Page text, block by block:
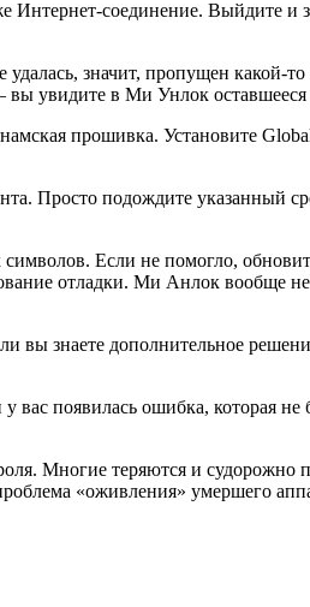
Интернет-соединение. Выйдите и
значит, пропущен какой-
увидите в Ми Унлок оставшееся
прошивка. Установите
Просто подождите указанный
Если не помогло,
отладки. Ми Анлок вообще не
вы знаете дополнительное
появилась ошибка, которая не
Многие теряются и судорожно
«оживления» умершего